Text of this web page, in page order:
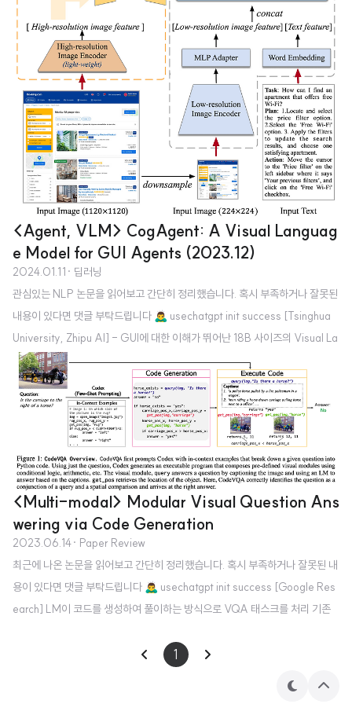
<Agent, VLM> CogAgent: A Visual Languag
e Model for GUI Agents (2023.12)
2024.01.11 · 딥러닝
관심있는 NLP 논문을 읽어보고 간단히 정리했습니다. 혹시 부족하거나 잘못된
내용이 있다면 댓글 부탁드립니다 🙇‍♂️ usechatgpt init success [Tsinghua
University, Zhipu AI] - GUI에 대한 이해가 뛰어난 18B 사이즈의 Visual La
nguage Model (VLM)을 도입 - low-resolution & high-resolution imag
e encoder를 동시에 사용하고 cross attention - VQA & GUI 벤치마크 둘
다에서 뛰어난 성능이 확인됨 1. Introduction 최근 LLM을 바탕으로 한 agent
의 성장세가 가파른 상황입니다. 무려 15만 개의 star를 받은 AutoGPT를 시작
으로 LLM의 능력을 다양한 applica..
<Multi-modal> Modular Visual Question Ans
wering via Code Generation
2023.06.14· Paper Review
최근에 나온 논문을 읽어보고 간단히 정리했습니다. 혹시 부족하거나 잘못된 내
용이 있다면 댓글 부탁드립니다 🙇‍♂️ usechatgpt init success [Google Res
earch] LM이 코드를 생성하여 풀이하는 방식으로 VQA 태스크를 처리 기존
발전하고 있었습니다. 하지만 여러 이미지에 대해 annotation을 수행하여 이미
1
테
상